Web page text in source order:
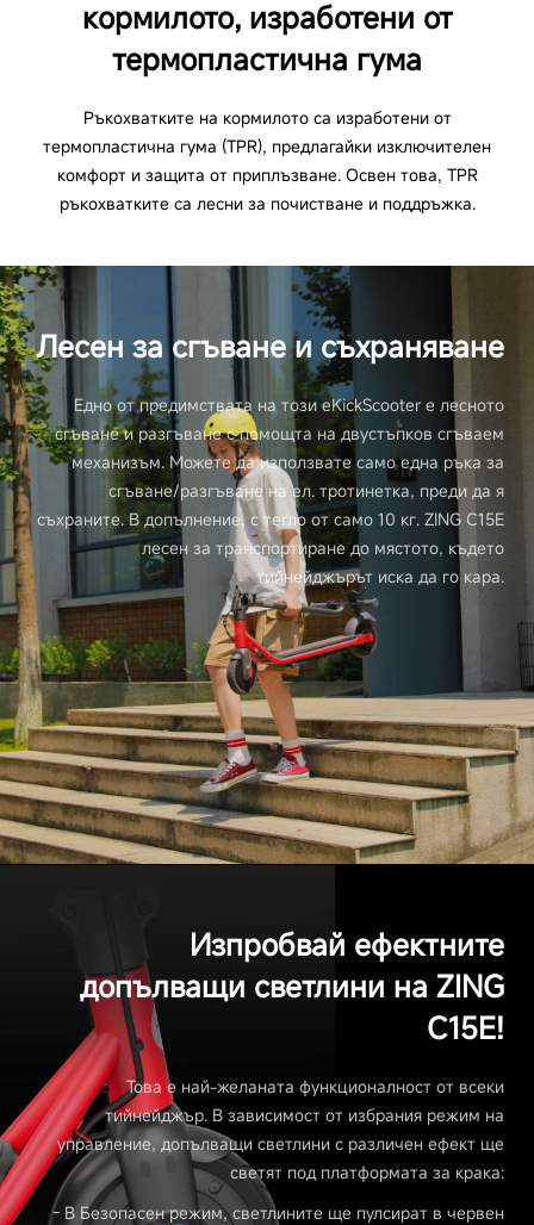
кормилото, изработени от
термопластична гума
Ръкохватките на кормилото са изработени от
термопластична гума (TPR), предлагайки изключителен
комфорт и защита от приплъзване. Освен това, TPR
ръкохватките са лесни за почистване и поддръжка.
Лесен за сгъване и съхраняване
Едно от предимствата на този eKickScooter е лесното
сгъване и разгъване с помощта на двустъпков сгъваем
механизъм. Можете да използвате само една ръка за
сгъване/разгъване на ел. тротинетка, преди да я
съхраните. В допълнение, с тегло от само 10 кг. ZING C15E
лесен за транспортиране до мястото, където
тийнейджърът иска да го кара.
Изпробвай ефектните
допълващи светлини на ZING
C15E!
Това е най-желаната функционалност от всеки
тийнейджър. В зависимост от избрания режим на
управление, допълващи светлини с различен ефект ще
светят под платформата за крака:
- В Безопасен режим, светлините ще пулсират в червен